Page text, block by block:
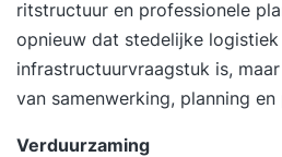
aan bod: wat creativiteit is waarom je wel eens
‘vast’ komt te zitten de
het creatief denken
om denkpatronen te
mindset en voorwaarden om
ritstructuur en professionele
opnieuw dat stedelijke logistiek
infrastructuurvraagstuk is,
van samenwerking, planning
Verduurzaming